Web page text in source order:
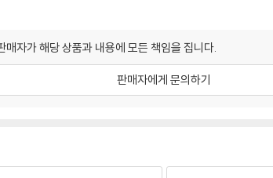
자가 해당 상품과 내용에 모든 책임을 집니다.
판매자에게 문의하기